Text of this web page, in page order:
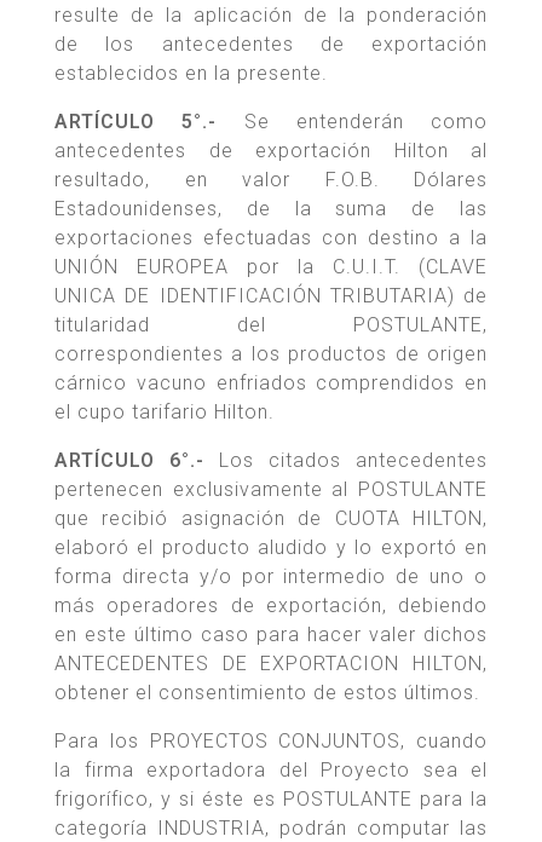
resulte de la aplicación de la ponderación
de los antecedentes de exportación
establecidos en la presente.
ARTÍCULO 5°.-
Se entenderán como
antecedentes de exportación Hilton al
resultado, en valor F.O.B. Dólares
Estadounidenses, de la suma de las
exportaciones efectuadas con destino a la
UNIÓN EUROPEA por la C.U.I.T. (CLAVE
UNICA DE IDENTIFICACIÓN TRIBUTARIA) de
titularidad del POSTULANTE,
correspondientes a los productos de origen
cárnico vacuno enfriados comprendidos en
el cupo tarifario Hilton.
ARTÍCULO 6°.-
Los citados antecedentes
pertenecen exclusivamente al POSTULANTE
que recibió asignación de CUOTA HILTON,
elaboró el producto aludido y lo exportó en
forma directa y/o por intermedio de uno o
más operadores de exportación, debiendo
en este último caso para hacer valer dichos
ANTECEDENTES DE EXPORTACION HILTON,
obtener el consentimiento de estos últimos.
Para los PROYECTOS CONJUNTOS, cuando
la firma exportadora del Proyecto sea el
frigorífico, y si éste es POSTULANTE para la
categoría INDUSTRIA, podrán computar las